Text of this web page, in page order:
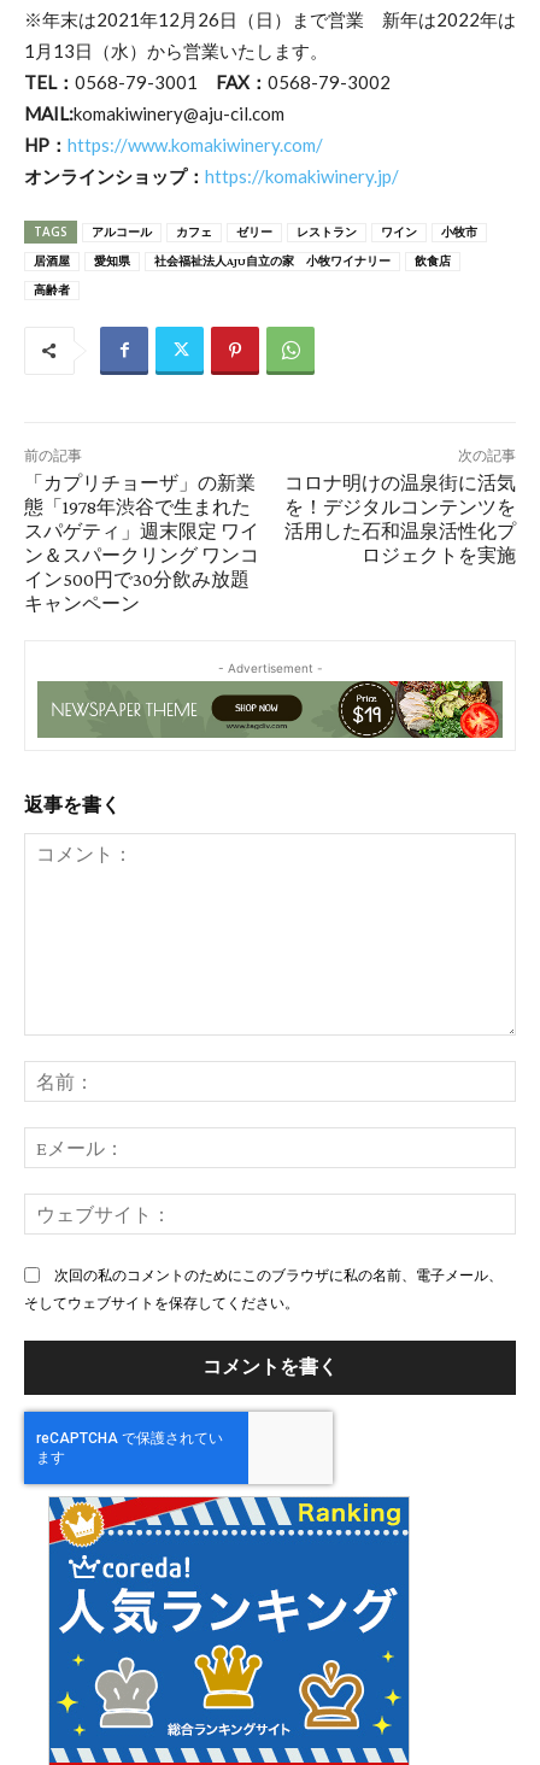
※年末は2021年12月26日（日）まで営業 新年は2022年は
1月13日（水）から営業いたします。
TEL： 0568-79-3001 FAX： 0568-79-3002
MAIL:komakiwinery@aju-cil.com
HP： https://www.komakiwinery.com/
オンラインショップ： https://komakiwinery.jp/
TAGS アルコール カフェ ゼリー レストラン ワイン 小牧市
居酒屋 愛知県 社会福祉法人AJU自立の家 小牧ワイナリー 飲食店
高齢者
前の記事
「カプリチョーザ」の新業
態「1978年渋谷で生まれた
スパゲティ」週末限定 ワイ
ン＆スパークリング ワンコ
イン500円で30分飲み放題
キャンペーン
次の記事
コロナ明けの温泉街に活気
を！デジタルコンテンツを
活用した石和温泉活性化プ
ロジェクトを実施
- Advertisement -
返事を書く
ン
ト：
前
メ
ー
ェ
次回の私のコメントのためにこのブラウザに私の名前、電子メール、
そしてウェブサイトを保存してください。